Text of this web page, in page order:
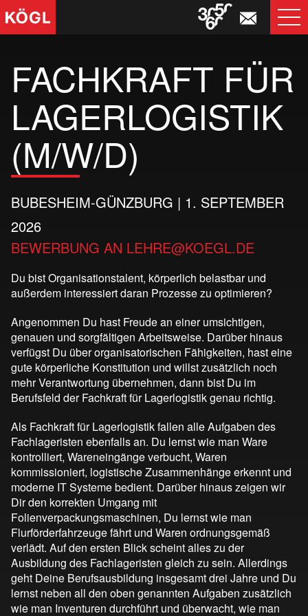
FACHKRAFT FÜR
LAGERLOGISTIK
(M/W/D)
BUBESHEIM-GÜNZBURG | 1. SEPTEMBER
2026
BEWERBUNG AN LEHRE@KOEGL.DE
Du bist Organisationstalent, körperlich belastbar und
außerdem interessiert daran Prozesse zu optimieren?
Angenommen Du hast Freude an einer umsichtigen,
genauen und sorgfältigen Arbeitsweise. Darüber hinaus
verfügst Du über organisatorischen Fähigkeiten, hast eine
gute körperliche Konstitution und willst zusätzlich noch
mehr Verantwortung übernehmen, dann bist Du im
Berufsfeld der Fachkraft für Lagerlogistik genau richtig.
Als Fachkraft für Lagerlogistik fallen alle Aufgaben des
Fachlageristen ebenfalls an. Du lernst wie man Ware
kontrolliert, Wareneingänge verbucht, Waren
kommissioniert, logistische Zusammenhänge erkennt und
moderne IT Systeme bedient. Darüber hinaus zeigen wir
Dir den korrekten Umgang mit
Folienverpackungsmaschinen, Du lernst wie man
Flurförderfahrzeuge fährt und Waren ordnungsgemäß
verlädt. Auf den ersten Blick scheint alles zu der
Ausbildung des Fachlageristen gleich zu sein. Allerdings
geht Deine Berufsausbildung insgesamt drei Jahre und Du
lernst neben all den oben genannten Aufgaben zusätzlich
wie man Inventuren durchführt und überwacht, wie man